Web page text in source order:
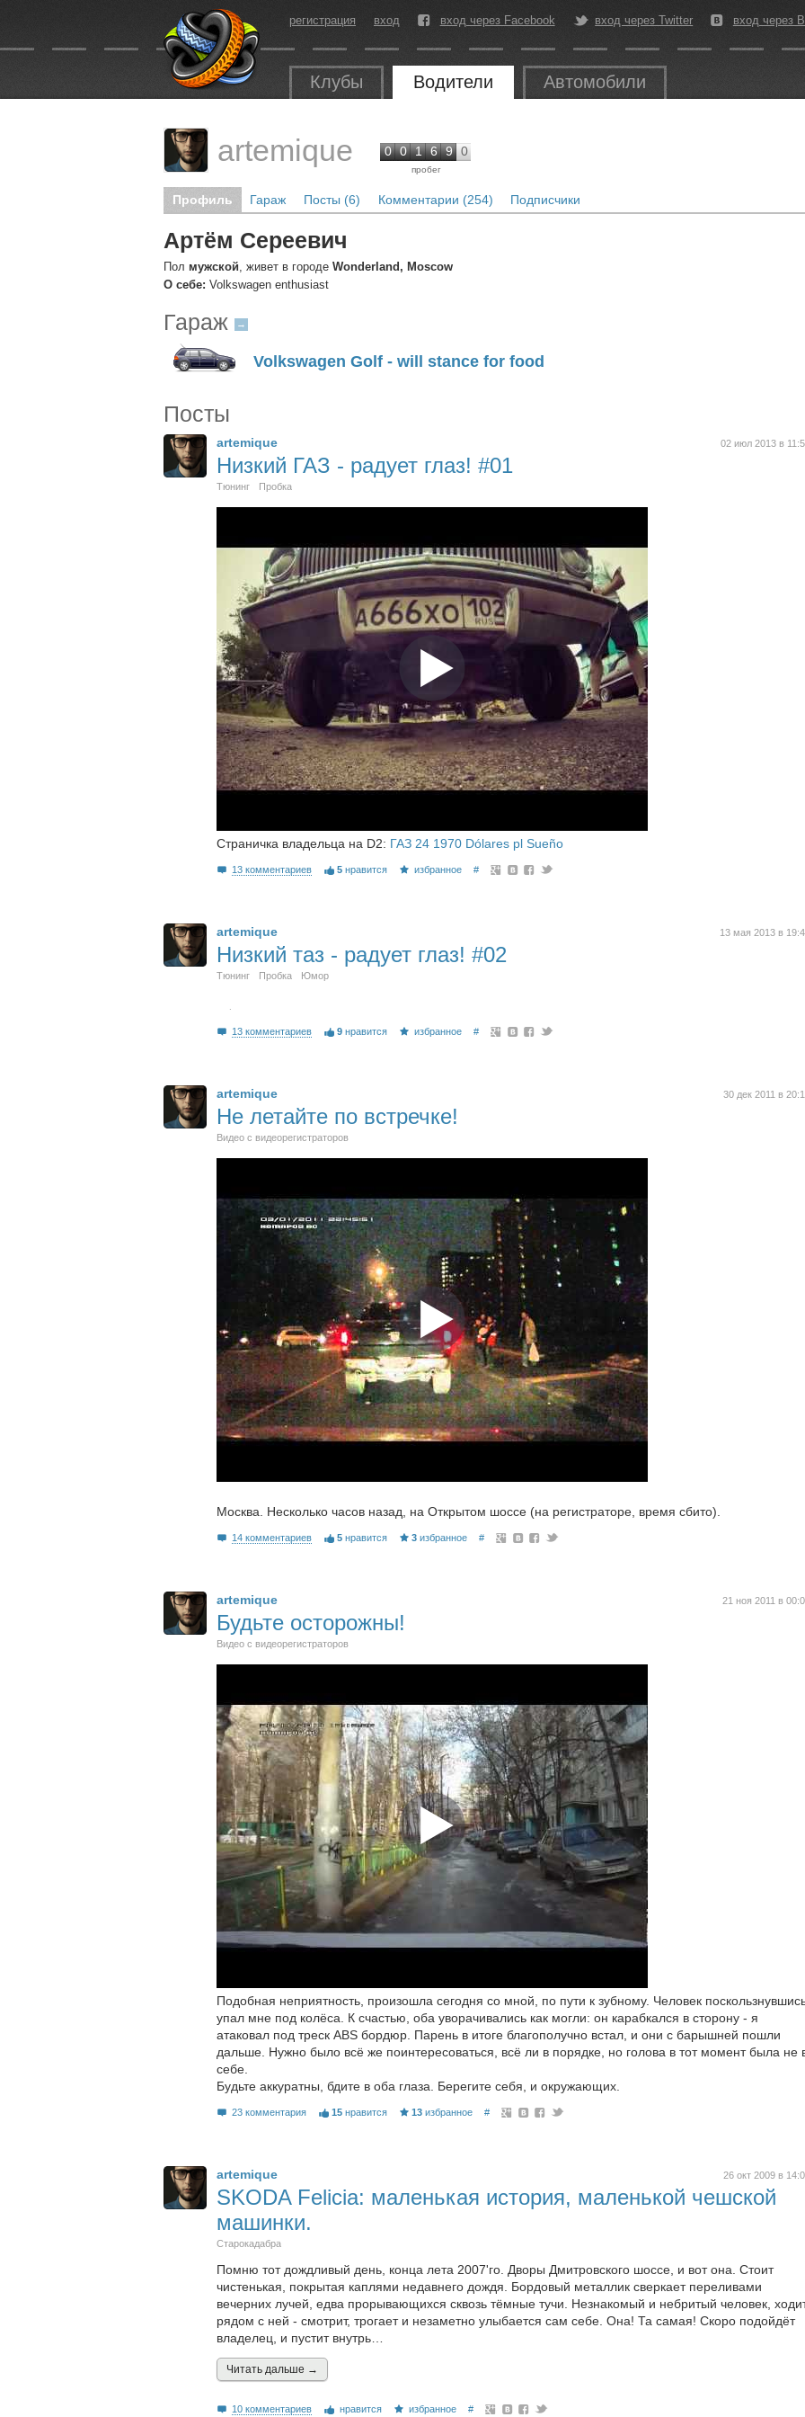
регистрация вход вход через Facebook вход через Twitter вход через
Клубы Водители Автомобили
artemique 0 0 1 6 9 0
пробег
Профиль Гараж Посты (6) Комментарии (254) Подписчики
Артём Сереевич
Пол мужской, живет в городе Wonderland, Moscow
О себе: Volkswagen enthusiast
Гараж →
Volkswagen Golf - will stance for food
Посты
02 июл 2013 в
artemique
Низкий ГАЗ - радует глаз! #01
Тюнинг Пробка
Страничка владельца на D2: ГАЗ 24 1970 Dólares pl Sueño
13 комментариев 5 нравится избранное #
13 мая 2013 в
artemique
Низкий таз - радует глаз! #02
Тюнинг Пробка Юмор
13 комментариев 9 нравится избранное #
30 дек 2011 в
artemique
Не летайте по встречке!
Видео с видеорегистраторов
Москва. Несколько часов назад, на Открытом шоссе (на регистраторе, время сбито).
14 комментариев 5 нравится 3 избранное #
21 ноя 2011 в
artemique
Будьте осторожны!
Видео с видеорегистраторов
Подобная неприятность, произошла сегодня со мной, по пути к зубному. Человек
упал мне под колёса. К счастью, оба уворачивались как могли: он карабкался в сторону - я
атаковал под треск ABS бордюр. Парень в итоге благополучно встал, и они с барышней пошли
дальше. Нужно было всё же поинтересоваться, всё ли в порядке, но голова в тот момент была не
себе.
Будьте аккуратны, бдите в оба глаза. Берегите себя, и окружающих.
23 комментария 15 нравится 13 избранное #
26 окт 2009 в
artemique
SKODA Felicia: маленькая история, маленькой чешской
машинки.
Старокадабра
Помню тот дождливый день, конца лета 2007'го. Дворы Дмитровского шоссе, и вот она. Стоит
чистенькая, покрытая каплями недавнего дождя. Бордовый металлик сверкает переливами
вечерних лучей, едва прорывающихся сквозь тёмные тучи. Незнакомый и небритый человек,
рядом с ней - смотрит, трогает и незаметно улыбается сам себе. Она! Та самая! Скоро подойдёт
владелец, и пустит внутрь…
Читать дальшe →
10 комментариев нравится избранное #